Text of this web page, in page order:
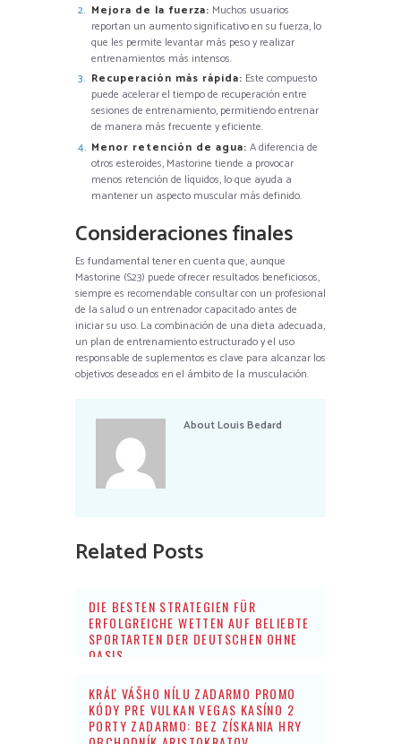
Mejora de la fuerza: Muchos usuarios
reportan un aumento significativo en su fuerza, lo
que les permite levantar más peso y realizar
entrenamientos más intensos.
Recuperación más rápida: Este compuesto
puede acelerar el tiempo de recuperación entre
sesiones de entrenamiento, permitiendo entrenar
de manera más frecuente y eficiente.
Menor retención de agua: A diferencia de
otros esteroides, Mastorine tiende a provocar
menos retención de líquidos, lo que ayuda a
mantener un aspecto muscular más definido.
Consideraciones finales
Es fundamental tener en cuenta que, aunque
Mastorine (S23) puede ofrecer resultados beneficiosos,
siempre es recomendable consultar con un profesional
de la salud o un entrenador capacitado antes de
iniciar su uso. La combinación de una dieta adecuada,
un plan de entrenamiento estructurado y el uso
responsable de suplementos es clave para alcanzar los
objetivos deseados en el ámbito de la musculación.
AboutLouis Bedard
Related Posts
DIE BESTEN STRATEGIEN FÜR
ERFOLGREICHE WETTEN AUF BELIEBTE
SPORTARTEN DER DEUTSCHEN OHNE
OASIS
KRÁĽ VÁŠHO NÍLU ZADARMO PROMO
KÓDY PRE VULKAN VEGAS KASÍNO 2
PORTY ZADARMO: BEZ ZÍSKANIA HRY
OBCHODNÍK ARISTOKRATOV